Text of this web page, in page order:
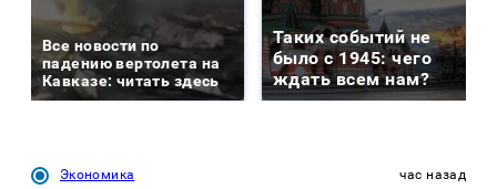
Все новости по
падению вертолета на
Кавказе: читать здесь
Таких событий не
было с 1945: чего
ждать всем нам?
Экономика час назад